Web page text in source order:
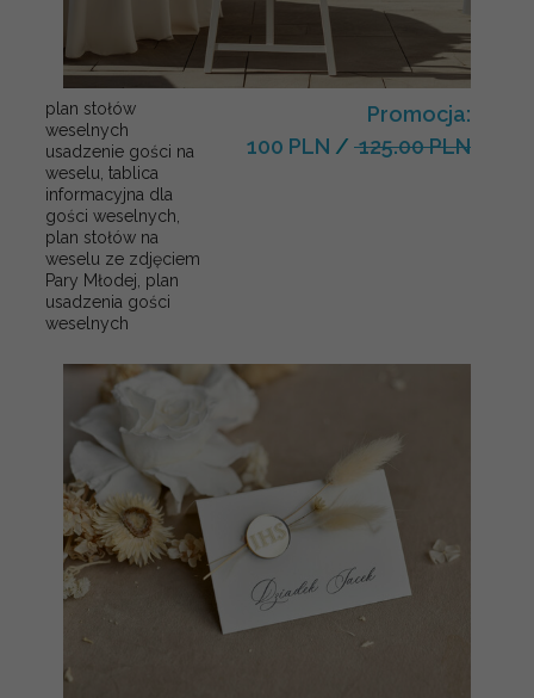
plan stołów
weselnych
usadzenie gości na
weselu, tablica
informacyjna dla
gości weselnych,
plan stołów na
weselu ze zdjęciem
Pary Młodej, plan
usadzenia gości
weselnych
Promocja:
100 PLN / 125.00 PLN